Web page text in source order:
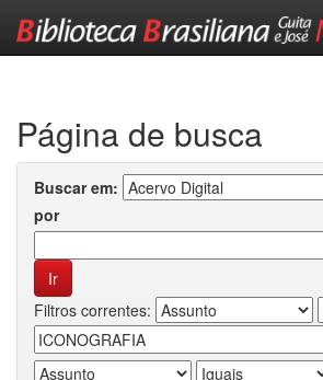
Página de busca
Buscar em:
por
Filtros correntes: